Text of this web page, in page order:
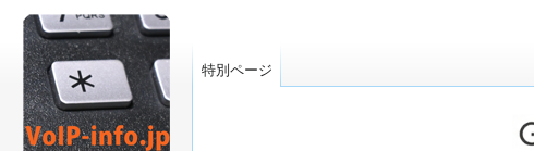
特別ページ